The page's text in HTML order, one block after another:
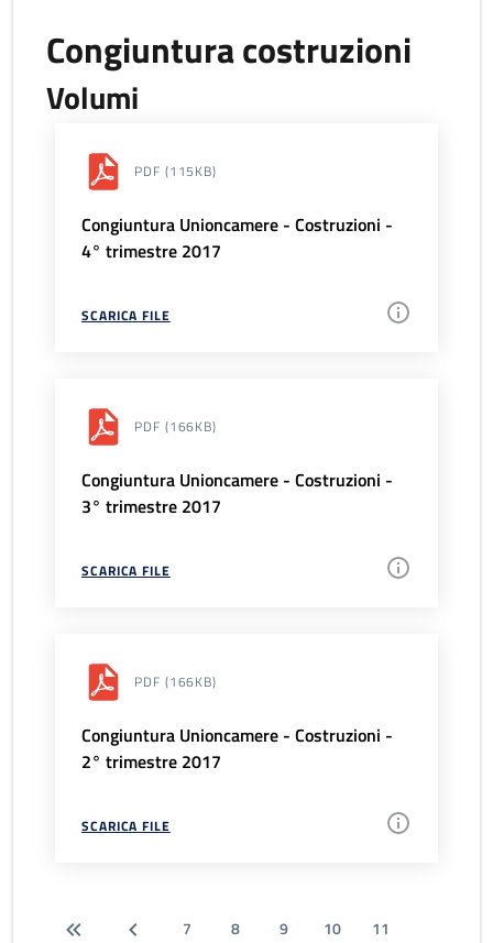
Congiuntura costruzioni
Volumi
PDF (115KB)
Congiuntura Unioncamere - Costruzioni -
4° trimestre 2017
SCARICA FILE
PDF (166KB)
Congiuntura Unioncamere - Costruzioni -
3° trimestre 2017
SCARICA FILE
PDF (166KB)
Congiuntura Unioncamere - Costruzioni -
2° trimestre 2017
SCARICA FILE
7 8 9 10
11